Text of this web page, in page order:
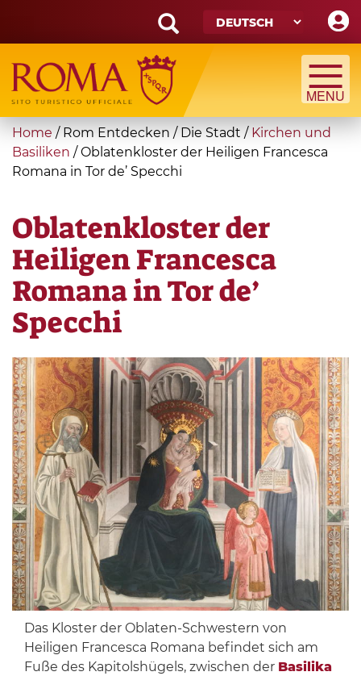
main
content
Search
form
Suche
You
are
here
Home / Rom Entdecken / Die Stadt / Kirchen und
Basiliken /Oblatenkloster der Heiligen Francesca
Romana in Tor de’ Specchi
Oblatenkloster der
Heiligen Francesca
Romana in Tor de’
Specchi
Das Kloster der Oblaten-Schwestern von
Heiligen Francesca Romana befindet sich am
Fuße des Kapitolshügels, zwischen der Basilika